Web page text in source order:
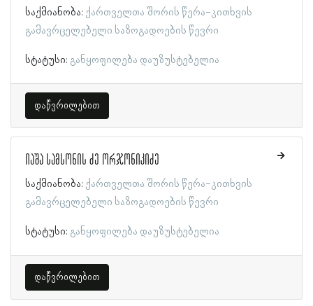
საქმიანობა: ქართველთა შორის წერა-კითხვის
გამავრცელებელი საზოგადოების წევრი
სტატუსი: განყოფილება დაუზუსტებელია
დაწვრილებით
იაშა სამსონის ძე ორჯონიკიძე
საქმიანობა: ქართველთა შორის წერა-კითხვის
გამავრცელებელი საზოგადოების წევრი
სტატუსი: განყოფილება დაუზუსტებელია
დაწვრილებით